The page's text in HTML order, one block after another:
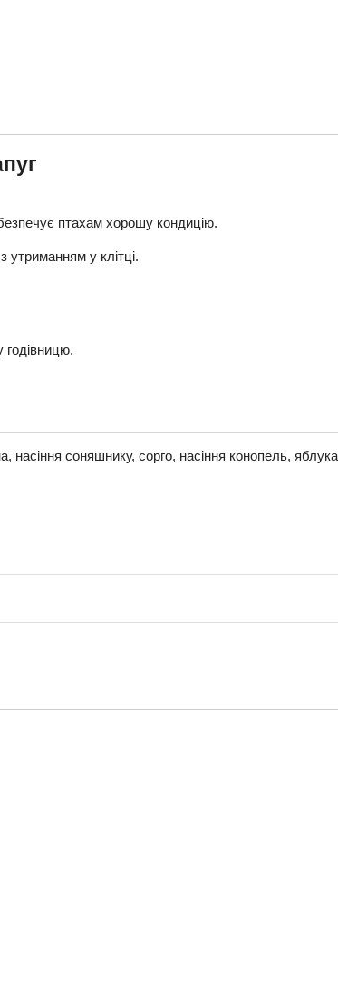
птахам хорошу кондицію.
утриманням у клітці.
годівницю.
соняшнику, сорго, насіння конопель,